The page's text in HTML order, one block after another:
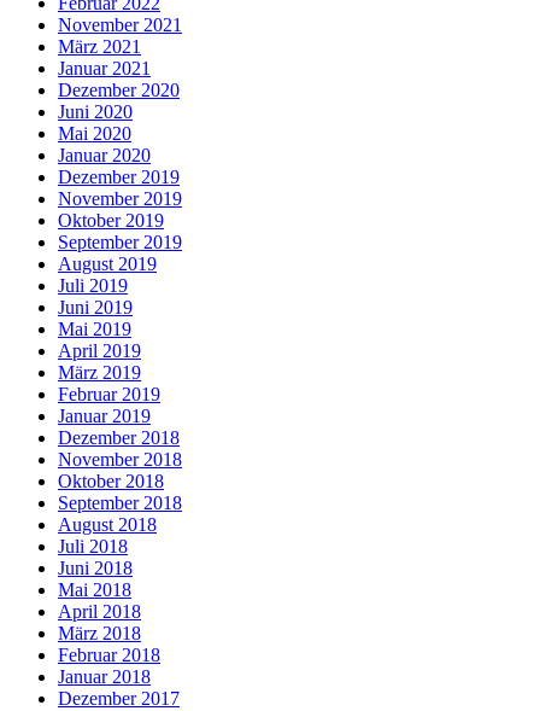
November 2021
März 2021
Januar 2021
Dezember 2020
Juni 2020
Mai 2020
Januar 2020
Dezember 2019
November 2019
Oktober 2019
September 2019
August 2019
Juli 2019
Juni 2019
Mai 2019
April 2019
März 2019
Februar 2019
Januar 2019
Dezember 2018
November 2018
Oktober 2018
September 2018
August 2018
Juli 2018
Juni 2018
Mai 2018
April 2018
März 2018
Februar 2018
Januar 2018
Dezember 2017